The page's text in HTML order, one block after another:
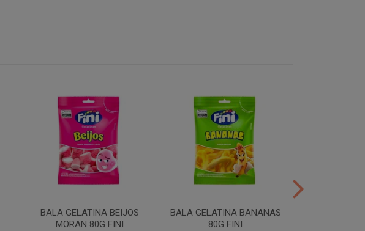
BALA GELATINA BEIJOS
MORAN 80G FINI
BALA GELATINA BANANAS
80G FINI